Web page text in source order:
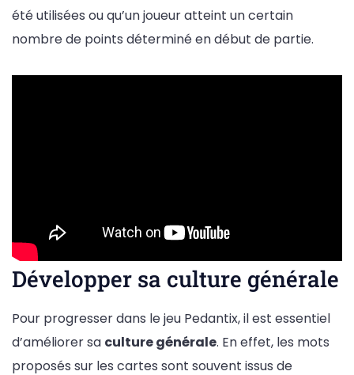
été utilisées ou qu’un joueur atteint un certain
nombre de points déterminé en début de partie.
Développer sa culture générale
Pour progresser dans le jeu Pedantix, il est essentiel
d’améliorer sa culture générale. En effet, les mots
proposés sur les cartes sont souvent issus de